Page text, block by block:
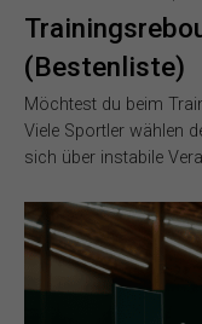
(Bestenliste)
Möchtest du beim
Viele Sportler wählen
sich über instabile